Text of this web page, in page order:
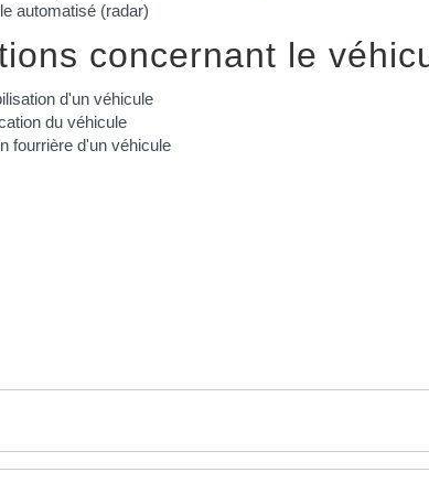
automatisé (radar)
concernant le
d'un véhicule
du véhicule
fourrière d'un véhicule